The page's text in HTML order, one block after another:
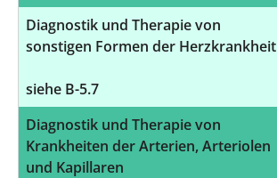
Diagnostik und Therapie von
sonstigen Formen der Herzkrankheit
siehe B-5.7
Diagnostik und Therapie von
Krankheiten der Arterien, Arteriolen
und Kapillaren